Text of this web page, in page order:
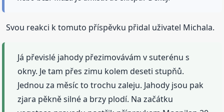
Svou reakci k tomuto příspěvku přidal uživatel Michala.
Já převislé jahody přezimovávám v suterénu s
okny. Je tam přes zimu kolem deseti stupňů.
Jednou za měsíc to trochu zaleju. Jahody jsou pak
zjara pěkně silné a brzy plodí. Na začátku